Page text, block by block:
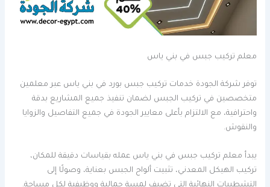
معلم تركيب جبس في بني ياس
توفر شركة الجودة خدمات تركيب جبس بورد في بني ياس عبر معلمين
متخصصين في تركيب الجبس لضمان تنفيذ جميع المشاريع بدقة
واحترافية، مع الالتزام بأعلى معايير الجودة في جميع التفاصيل والزوايا
والنقوش.
يبدأ معلم تركيب جبس في بني ياس عمله بقياسات دقيقة للمكان،
تركيب الهيكل المعدني، تثبيت ألواح الجبس بعناية، وصولًا إلى
التشطيبات النهائية التي تضيف لمسة جمالية ووظيفية لكل مساحة.